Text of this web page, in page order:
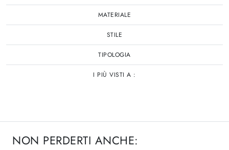
MATERIALE
STILE
TIPOLOGIA
I PIÙ VISTI A :
NON PERDERTI ANCHE: